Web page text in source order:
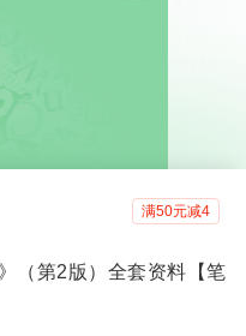
满50元减4
（第2版）全套资料【笔